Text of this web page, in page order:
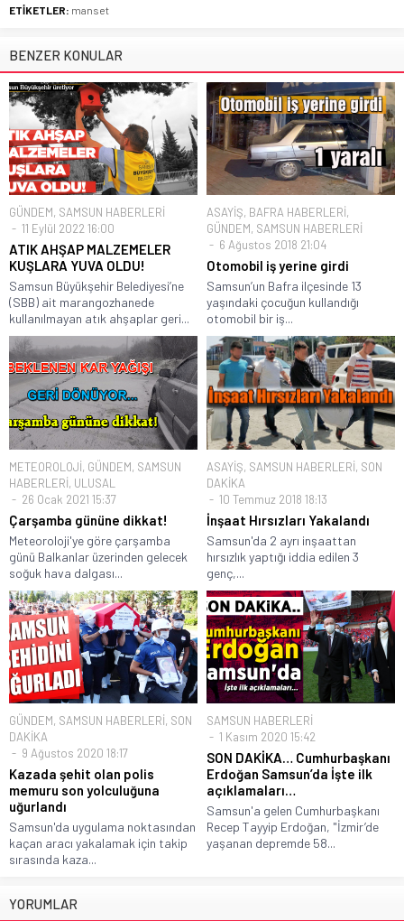
ETİKETLER: manset
BENZER KONULAR
GÜNDEM, SAMSUN HABERLERİ
11 Eylül 2022 16:00
ATIK AHŞAP MALZEMELER
KUŞLARA YUVA OLDU!
Samsun Büyükşehir Belediyesi’ne
(SBB) ait marangozhanede
kullanılmayan atık ahşaplar geri...
ASAYİŞ, BAFRA HABERLERİ,
GÜNDEM, SAMSUN HABERLERİ
6 Ağustos 2018 21:04
Otomobil iş yerine girdi
Samsun’un Bafra ilçesinde 13
yaşındaki çocuğun kullandığı
otomobil bir iş...
METEOROLOJİ, GÜNDEM, SAMSUN
HABERLERİ, ULUSAL
26 Ocak 2021 15:37
Çarşamba gününe dikkat!
Meteoroloji'ye göre çarşamba
günü Balkanlar üzerinden gelecek
soğuk hava dalgası...
ASAYİŞ, SAMSUN HABERLERİ, SON
DAKİKA
10 Temmuz 2018 18:13
İnşaat Hırsızları Yakalandı
Samsun'da 2 ayrı inşaattan
hırsızlık yaptığı iddia edilen 3
genç,...
GÜNDEM, SAMSUN HABERLERİ, SON
DAKİKA
9 Ağustos 2020 18:17
Kazada şehit olan polis
memuru son yolculuğuna
uğurlandı
Samsun'da uygulama noktasından
kaçan aracı yakalamak için takip
sırasında kaza...
SAMSUN HABERLERİ
1 Kasım 2020 15:42
SON DAKİKA… Cumhurbaşkanı
Erdoğan Samsun’da İşte ilk
açıklamaları…
Samsun'a gelen Cumhurbaşkanı
Recep Tayyip Erdoğan, "İzmir’de
yaşanan depremde 58...
YORUMLAR